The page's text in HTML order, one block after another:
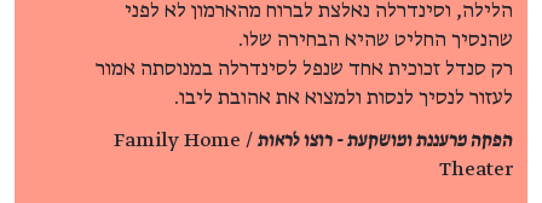
הלילה, וסינדרלה נאלצת לברוח מהארמון לא לפני
שהנסיך החליט שהיא הבחירה שלו.
רק סנדל זכוכית אחד שנפל לסינדרלה במנוסתה אמור
לעזור לנסיך לנסות ולמצוא את אהובת ליבו.
הפקה מרעננת ומושקעת - רוצו לראות
/ Family Home
Theater